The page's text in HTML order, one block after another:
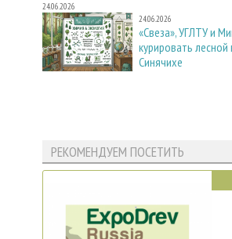
24.06.2026
24.06.2026
«Свеза», УГЛТУ и
курировать лесной
Синячихе
РЕКОМЕНДУЕМ ПОСЕТИТЬ